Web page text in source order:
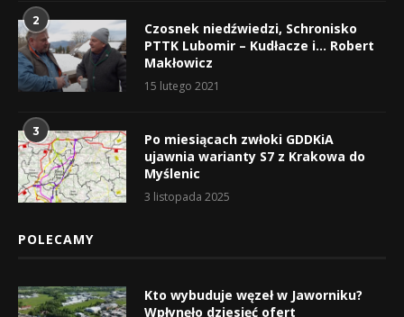
2
Czosnek niedźwiedzi, Schronisko
PTTK Lubomir – Kudłacze i… Robert
Makłowicz
15 lutego 2021
3
Po miesiącach zwłoki GDDKiA
ujawnia warianty S7 z Krakowa do
Myślenic
3 listopada 2025
POLECAMY
Kto wybuduje węzeł w Jaworniku?
Wpłynęło dziesięć ofert